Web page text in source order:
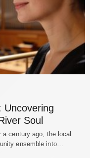
Uncovering
Soul
a century ago, the local
ensemble into…